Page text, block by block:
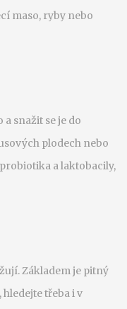
maso, ryby nebo
snažit se je do
plodech nebo
a laktobacily,
Základem je pitný
třeba i v